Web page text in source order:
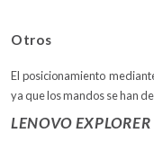
Otros
El posicionamiento
ya que los mandos se han
LENOVO EXPLORER